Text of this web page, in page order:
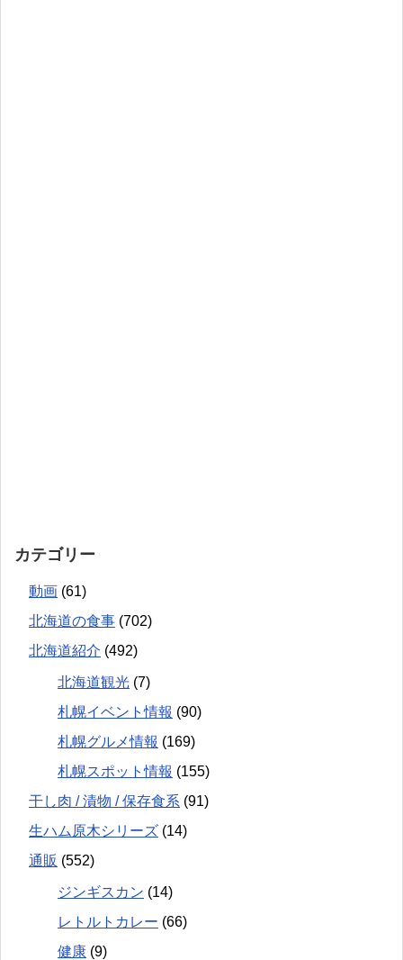
カテゴリー
動画 (61)
北海道の食事 (702)
北海道紹介 (492)
北海道観光 (7)
札幌イベント情報 (90)
札幌グルメ情報 (169)
札幌スポット情報 (155)
干し肉 / 漬物 / 保存食系 (91)
生ハム原木シリーズ (14)
通販 (552)
ジンギスカン (14)
レトルトカレー (66)
健康 (9)